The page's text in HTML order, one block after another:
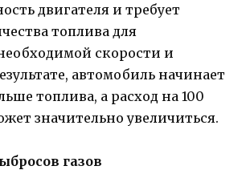
двигателя и требует
топлива для
скорости и
автомобиль начинает
топлива, а расход на 100
значительно увеличиться.
газов